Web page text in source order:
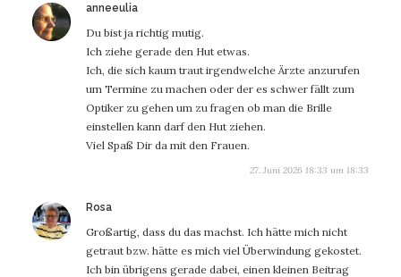
anneeulia
Du bist ja richtig mutig.
Ich ziehe gerade den Hut etwas.
Ich, die sich kaum traut irgendwelche Ärzte anzurufen
um Termine zu machen oder der es schwer fällt zum
Optiker zu gehen um zu fragen ob man die Brille
einstellen kann darf den Hut ziehen.
Viel Spaß Dir da mit den Frauen.
27. Juni 2026 18:33 um 18:33
Rosa
Großartig, dass du das machst. Ich hätte mich nicht
getraut bzw. hätte es mich viel Überwindung gekostet.
Ich bin übrigens gerade dabei, einen kleinen Beitrag